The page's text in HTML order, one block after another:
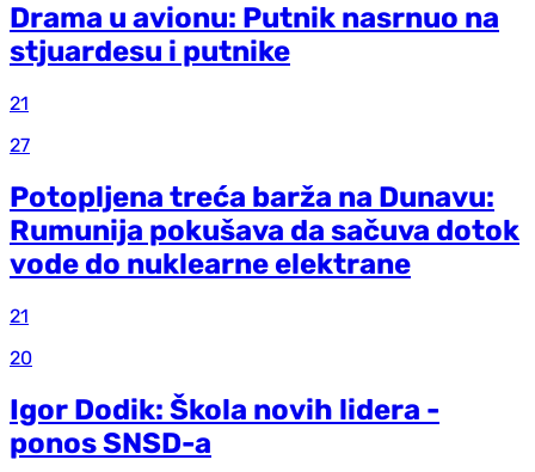
Drama u avionu: Putnik nasrnuo na
stjuardesu i putnike
21
27
Potopljena treća barža na Dunavu:
Rumunija pokušava da sačuva dotok
vode do nuklearne elektrane
21
20
Igor Dodik: Škola novih lidera -
ponos SNSD-a